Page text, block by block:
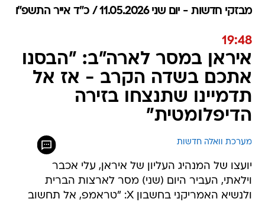
מבזקי חדשות - יום שני 11.05.2026 / כ״ד אייר התשפ"ו
19:48
איראן במסר לארה"ב: "הבסנו
אתכם בשדה הקרב - אז אל
תדמיינו שתנצחו בזירה
הדיפלומטית"
מערכת וואלה חדשות
יועצו של המנהיג העליון של איראן, עלי אכבר
וילאתי, העביר היום (שני) מסר לארצות הברית
ולנשיא האמריקני בחשבון X: "טראמפ, אל תחשוב